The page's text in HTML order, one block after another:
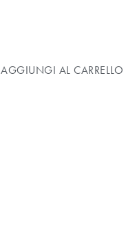
AGGIUNGI AL CARRELLO